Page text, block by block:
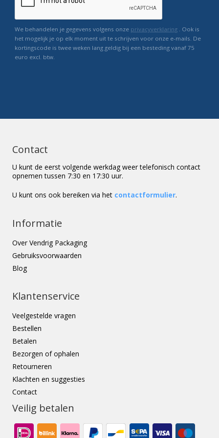
We behandelen je gegevens volgens onze privacyverklaring . Ook is
het mogelijk je op elk moment uit te schrijven voor onze e-mails. De
kortingscode is twee weken lang geldig bij een besteding vanaf 75
euro excl. btw.
Contact
U kunt de eerst volgende werkdag weer telefonisch contact
opnemen tussen 7:30 en 17:30 uur.
U kunt ons ook bereiken via het contactformulier.
Informatie
Over Vendrig Packaging
Gebruiksvoorwaarden
Blog
Klantenservice
Veelgestelde vragen
Bestellen
Betalen
Bezorgen of ophalen
Retourneren
Klachten en suggesties
Contact
Veilig betalen